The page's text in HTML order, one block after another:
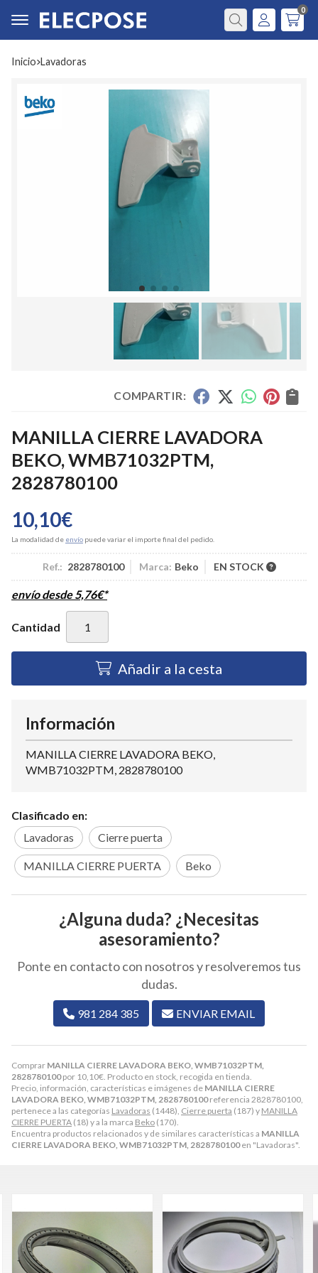
Buscar
0
Inicio lavadoras
COMPARTIR:
MANILLA CIERRE LAVADORA
BEKO, WMB71032PTM,
2828780100
10,10€
La modalidad de envío puede variar el importe final del pedido.
Ref.: 2828780100 Marca: Beko EN STOCK
envío desde5,76€*
Cantidad
Añadir a la cesta
Comprar MANILLA CIERRE LAVADORA BEKO, WMB71032PTM,
2828780100por 10,10€ . Producto en stock, recogida en tienda.
Precio, información, características e imágenes de MANILLA CIERRE
LAVADORA BEKO, WMB71032PTM, 2828780100referencia 2828780100,
pertenece a las categorías Lavadoras (1448), Cierre puerta (187) y MANILLA
CIERRE PUERTA (18) y a la marca Beko (170).
Encuentra productos relacionados y de similares características a MANILLA
CIERRE LAVADORA BEKO, WMB71032PTM, 2828780100en "Lavadoras".
Información
MANILLA CIERRE LAVADORA BEKO,
WMB71032PTM, 2828780100
Clasificado en:
Lavadoras
Cierre puerta
MANILLA CIERRE PUERTA Beko
¿Alguna duda? ¿Necesitas
asesoramiento?
Ponte en contacto con nosotros y resolveremos tus
dudas.
981 284 385 ENVIAR EMAIL